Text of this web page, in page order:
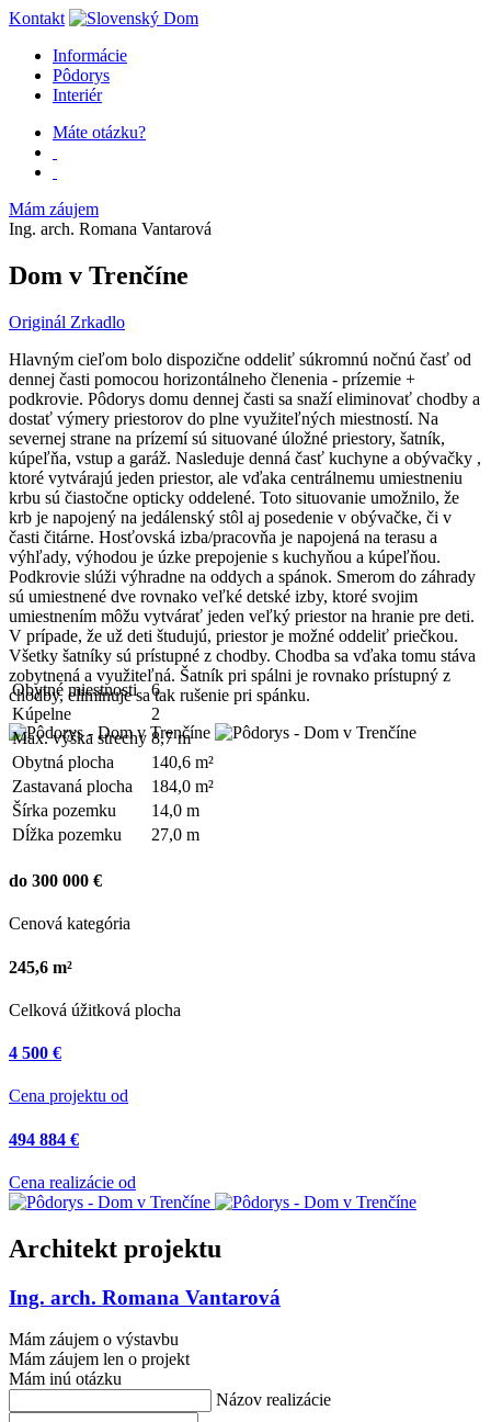
Kontakt
Informácie
Pôdorys
Interiér
Máte otázku?
Mám záujem
Ing. arch. Romana Vantarová
Dom v Trenčíne
Originál Zrkadlo
Hlavným cieľom bolo dispozične oddeliť súkromnú nočnú časť od
dennej časti pomocou horizontálneho členenia - prízemie +
podkrovie. Pôdorys domu dennej časti sa snaží eliminovať chodby a
dostať výmery priestorov do plne využiteľných miestností. Na
severnej strane na prízemí sú situované úložné priestory, šatník,
kúpeľňa, vstup a garáž. Nasleduje denná časť kuchyne a obývačky ,
ktoré vytvárajú jeden priestor, ale vďaka centrálnemu umiestneniu
krbu sú čiastočne opticky oddelené. Toto situovanie umožnilo, že
krb je napojený na jedálenský stôl aj posedenie v obývačke, či v
časti čitárne. Hosťovská izba/pracovňa je napojená na terasu a
výhľady, výhodou je úzke prepojenie s kuchyňou a kúpeľňou.
Podkrovie slúži výhradne na oddych a spánok. Smerom do záhrady
sú umiestnené dve rovnako veľké detské izby, ktoré svojim
umiestnením môžu vytvárať jeden veľký priestor na hranie pre deti.
V prípade, že už deti študujú, priestor je možné oddeliť priečkou.
Všetky šatníky sú prístupné z chodby. Chodba sa vďaka tomu stáva
zobytnená a využiteľná. Šatník pri spálni je rovnako prístupný z
chodby, eliminuje sa tak rušenie pri spánku.
Obytné miestnosti
6
Kúpelne
2
Max. výška strechy 8,7 m
Obytná plocha
140,6 m²
Zastavaná plocha
184,0 m²
Šírka pozemku
14,0 m
Dĺžka pozemku
27,0 m
do 300 000 €
Cenová kategória
245,6 m²
Celková úžitková plocha
4 500 €
Cena projektu od
494 884 €
Cena realizácie od
Architekt projektu
Ing. arch. Romana Vantarová
Mám záujem o výstavbu
Mám záujem len o projekt
Mám inú otázku
Názov realizácie